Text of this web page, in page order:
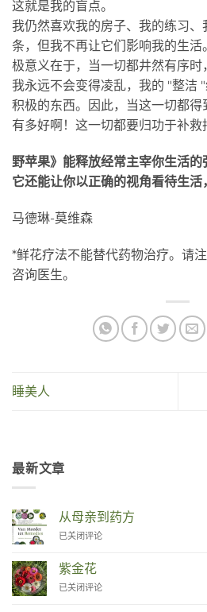
这就是我的盲点。
我仍然喜欢我的房子、我的练习
条，但我不再让它们影响我的生
极意义在于，当一切都井然有序时
我永远不会变得凌乱，我的 "整洁
积极的东西。因此，当这一切都得
有多好啊！这一切都要归功于补救
野苹果》能释放经常主宰你生活的
它还能让你以正确的视角看待生活
马德琳-莫维森
*鲜花疗法不能替代药物治疗。请
咨询医生。
睡美人
最新文章
从母亲到药方
Van
tot
Remedies
已关闭评论
紫金花
Zinnia
已关闭评论